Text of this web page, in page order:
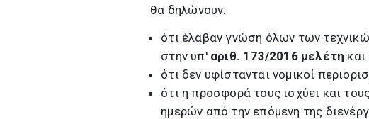
θα δηλώνουν:
ότι έλαβαν γνώση όλων των
στην υπ' αριθ. 173/2016 μελέτη
ότι δεν υφίστανται νομικοί
ότι η προσφορά τους ισχύει και
ημερών από την επόμενη της